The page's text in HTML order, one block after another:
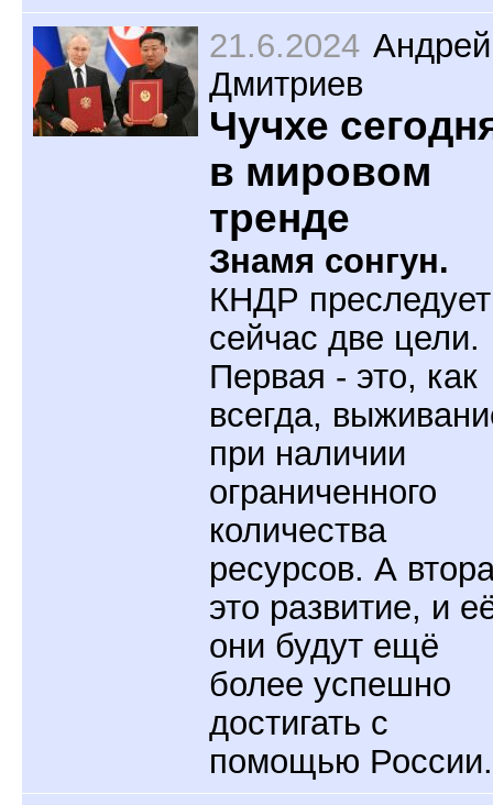
21.6.2024 Андрей
Дмитриев
Чучхе
в мировом
тренде
Знамя сонгун.
КНДР преследует
сейчас две цели.
Первая - это, как
всегда,
при наличии
ограниченного
количества
ресурсов. А
это развитие, и
они будут ещё
более успешно
достигать с
помощью России.